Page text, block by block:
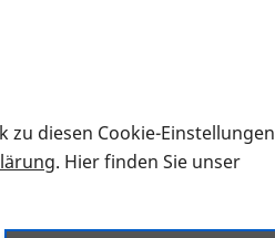
in
wie Sie nach Infonmaterial
diesen Cookie-Einstellungen
. Hier finden Sie unser